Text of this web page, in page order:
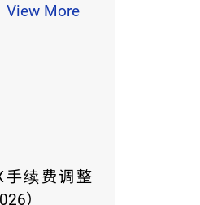
View More